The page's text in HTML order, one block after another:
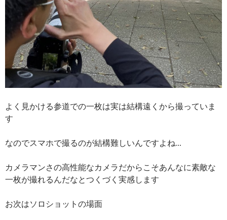
よく見かける参道での一枚は実は結構遠くから撮っていま
す
なのでスマホで撮るのが結構難しいんですよね…
カメラマンさの高性能なカメラだからこそあんなに素敵な
一枚が撮れるんだなとつくづく実感します
お次はソロショットの場面